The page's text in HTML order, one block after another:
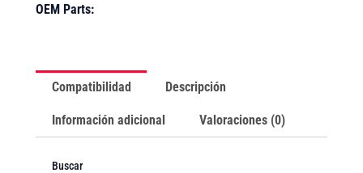
OEM Parts:
Compatibilidad Descripción
Información adicional Valoraciones (0)
Buscar